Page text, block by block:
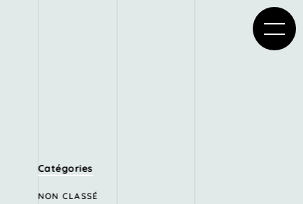
Catégories
NON CLASSÉ